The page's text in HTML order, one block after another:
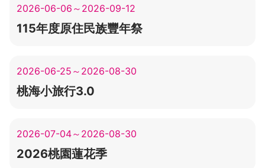
2026-06-06～2026-09-12
115年度原住民族豐年祭
2026-06-25～2026-08-30
桃海小旅行3.0
2026-07-04～2026-08-30
2026桃園蓮花季